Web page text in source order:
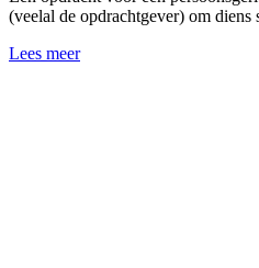
(veelal de opdrachtgever) om
Lees meer